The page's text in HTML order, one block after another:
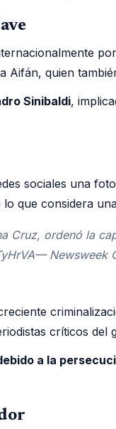
quien
Sinibaldi,
sociales una
que considera
Cruz, ordenó la
Newsweek
críticos del
a la